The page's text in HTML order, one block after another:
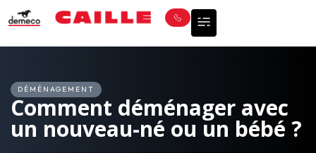
DÉMÉNAGEMENT
Comment déménager avec
un nouveau-né ou un bébé ?